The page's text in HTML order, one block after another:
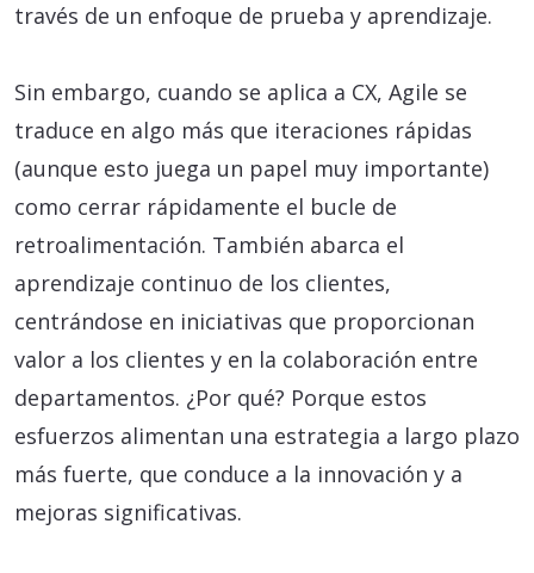
través de un enfoque de prueba y aprendizaje.
Sin embargo, cuando se aplica a CX, Agile se
traduce en algo más que iteraciones rápidas
(aunque esto juega un papel muy importante)
como cerrar rápidamente el bucle de
retroalimentación. También abarca el
aprendizaje continuo de los clientes,
centrándose en iniciativas que proporcionan
valor a los clientes y en la colaboración entre
departamentos. ¿Por qué? Porque estos
esfuerzos alimentan una estrategia a largo plazo
más fuerte, que conduce a la innovación y a
mejoras significativas.